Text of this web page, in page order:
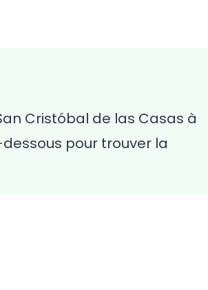
Cristóbal de las Casas à
pour trouver la